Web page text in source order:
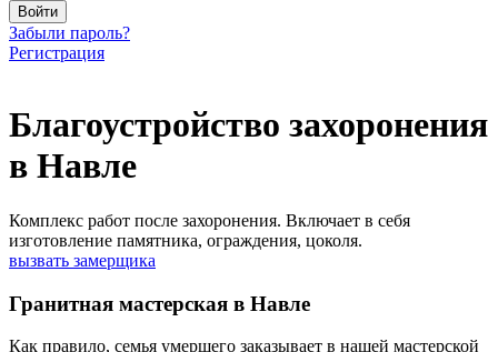
Войти
Забыли пароль?
Регистрация
Благоустройство захоронения
в Навле
Комплекс работ после захоронения. Включает в себя
изготовление памятника, ограждения, цоколя.
вызвать замерщика
Гранитная мастерская в Навле
Как правило, семья умершего заказывает в нашей мастерской